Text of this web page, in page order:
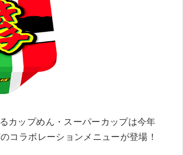
カップめん・スーパーカップは今年
コラボレーションメニューが登場！